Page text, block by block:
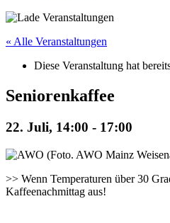
« Alle Veranstaltungen
Diese Veranstaltung hat
Seniorenkaffee
22. Juli, 14:00 - 17:00
>> Wenn Temperaturen über 30
Kaffeenachmittag aus!